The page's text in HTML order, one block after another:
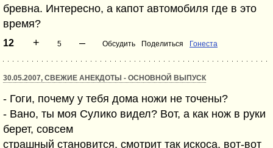
бревна. Интересно, а капот автомобиля где в это
время?
12 + 5 – Обсудить Поделиться Гонеста
30.05.2007, СВЕЖИЕ АНЕКДОТЫ - ОСНОВНОЙ ВЫПУСК
- Гоги, почему у тебя дома ножи не точены?
- Вано, ты моя Сулико видел? Вот, а как нож в руки
берет, совсем
страшный становится, смотрит так искоса, вот-вот